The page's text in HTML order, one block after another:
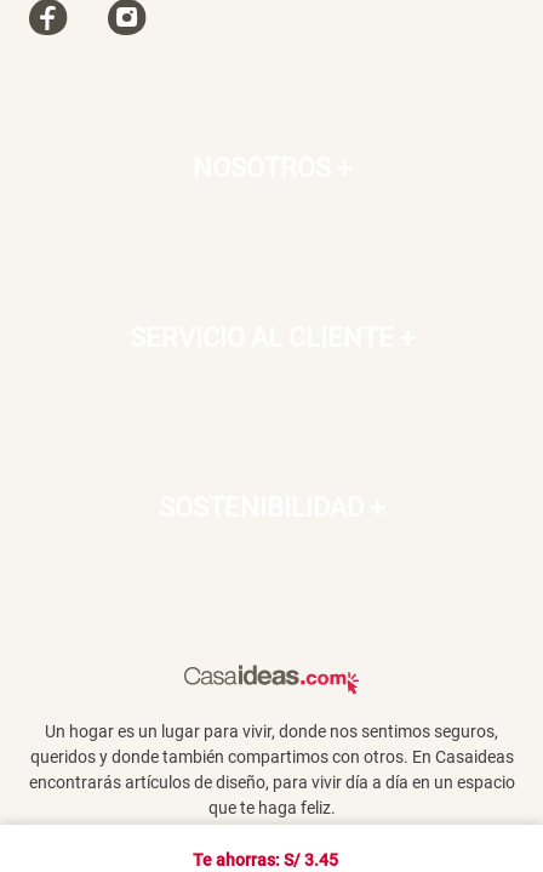
Te ahorras: S/3.45
Un hogar es un lugar para vivir, donde nos sentimos seguros,
queridos y donde también compartimos con otros. En Casaideas
encontrarás artículos de diseño, para vivir día a día en un espacio
que te haga feliz.